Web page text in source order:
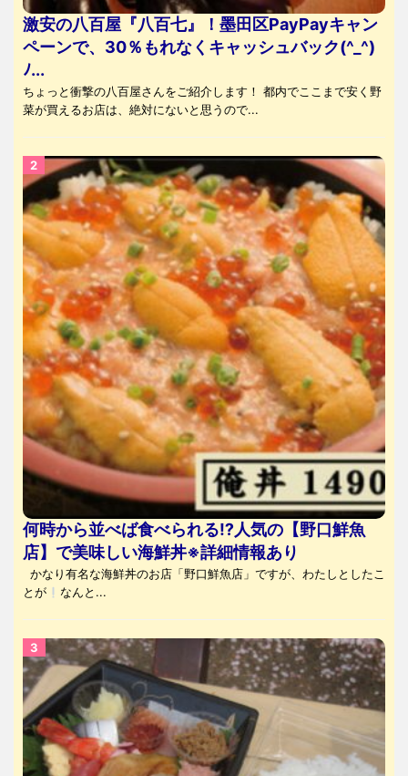
激安の八百屋『八百七』！墨田区PayPayキャン
ペーンで、30％もれなくキャッシュバック(^_^)
ﾉ...
ちょっと衝撃の八百屋さんをご紹介します！ 都内でここまで安く野
菜が買えるお店は、絶対にないと思うので...
何時から並べば食べられる⁉人気の【野口鮮魚
店】で美味しい海鮮丼※詳細情報あり
かなり有名な海鮮丼のお店「野口鮮魚店」ですが、わたしとしたこ
とが
なんと...